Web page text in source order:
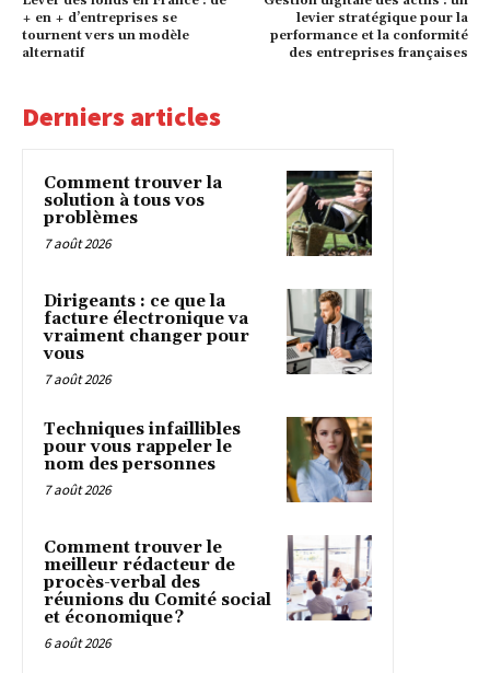
+ en + d’entreprises se
tournent vers un modèle
alternatif
levier stratégique pour la
performance et la conformité
des entreprises françaises
Derniers articles
Comment trouver la
solution à tous vos
problèmes
7 août 2026
Dirigeants : ce que la
facture électronique va
vraiment changer pour
vous
7 août 2026
Techniques infaillibles
pour vous rappeler le
nom des personnes
7 août 2026
Comment trouver le
meilleur rédacteur de
procès-verbal des
réunions du Comité social
et économique ?
6 août 2026